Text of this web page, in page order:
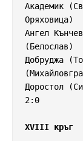
Академик
Ангел
(Белослав)
Добруджа
Доростол
2:0
XVIII кръг